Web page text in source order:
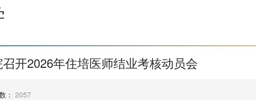
开2026年住培医师结业考核动员会
： 2057